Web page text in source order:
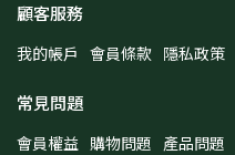
顧客服務
我的帳戶 會員條款 隱私政策
常見問題
會員權益 購物問題 產品問題